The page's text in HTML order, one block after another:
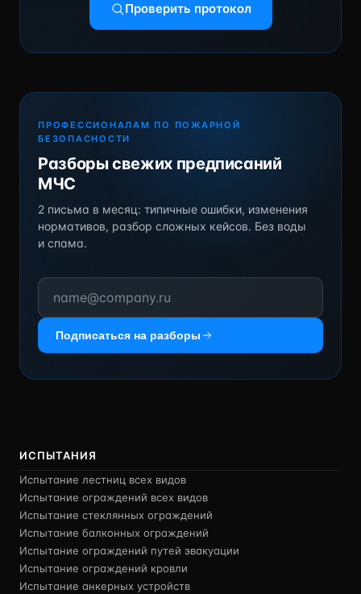
Проверить протокол
ПРОФЕССИОНАЛАМ ПО ПОЖАРНОЙ
БЕЗОПАСНОСТИ
Разборы свежих предписаний
МЧС
2 письма в месяц: типичные ошибки, изменения
нормативов, разбор сложных кейсов. Без воды
и спама.
Подписаться на разборы
ИСПЫТАНИЯ
Испытание лестниц всех видов
Испытание ограждений всех видов
Испытание стеклянных ограждений
Испытание балконных ограждений
Испытание ограждений путей эвакуации
Испытание ограждений кровли
Испытание анкерных устройств